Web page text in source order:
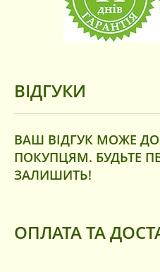
ВІДГУКИ
ВАШ ВІДГУК МОЖЕ
ПОКУПЦЯМ. БУДЬТЕ
ЗАЛИШИТЬ!
ОПЛАТА ТА